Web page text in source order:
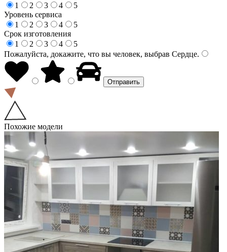
1
2 3 4
5
Уровень сервиса
1
2 3 4
5
Срок изготовления
1
2 3 4
5
Пожалуйста, докажите, что вы человек, выбрав Сердце.
Похожие модели